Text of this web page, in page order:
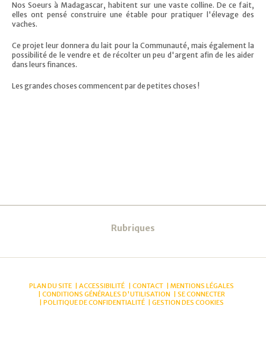
Nos Soeurs à Madagascar, habitent sur une vaste colline. De ce fait,
elles ont pensé construire une étable pour pratiquer l'élevage des
vaches.
Ce projet leur donnera du lait pour la Communauté, mais également la
possibilité de le vendre et de récolter un peu d'argent afin de les aider
dans leurs finances.
Les grandes choses commencent par de petites choses !
Navigation
Rubriques
PLAN DU SITE ACCESSIBILITÉ CONTACT
MENTIONS LÉGALES
CONDITIONS GÉNÉRALES D'UTILISATION
SE CONNECTER
POLITIQUE DE CONFIDENTIALITÉ
GESTION DES COOKIES